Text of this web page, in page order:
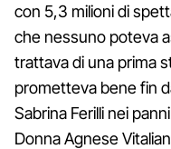
con 5,3 milioni di
che nessuno poteva
trattava di una prima
prometteva bene fin
Sabrina Ferilli nei
Donna Agnese